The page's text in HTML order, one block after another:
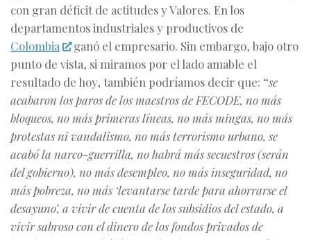
con gran déficit de actitudes y Valores. En los
departamentos industriales y productivos de
Colombia
ganó el empresario. Sin embargo, bajo otro
punto de vista, si miramos por el lado amable el
resultado de hoy, también podríamos decir que: “se
acabaron los paros de los maestros de FECODE, no más
bloqueos, no más primeras líneas, no más mingas, no más
protestas ni vandalismo, no más terrorismo urbano, se
acabó la narco-guerrilla, no habrá más secuestros (serán
del gobierno), no más desempleo, no más inseguridad, no
más pobreza, no más ‘levantarse tarde para ahorrarse el
desayuno’, a vivir de cuenta de los subsidios del estado, a
vivir sabroso con el dinero de los fondos privados de